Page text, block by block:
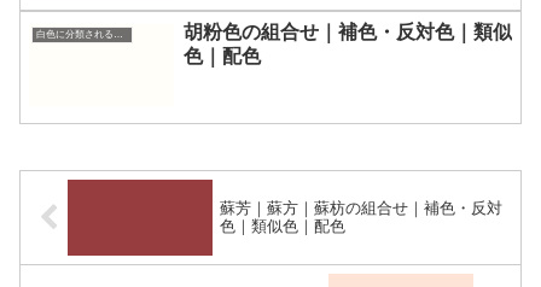
白色に分類される色一覧
胡粉色の組合せ｜補色・反対色｜類似
色｜配色
蘇芳｜蘇方｜蘇枋の組合せ｜補色・反対
色｜類似色｜配色